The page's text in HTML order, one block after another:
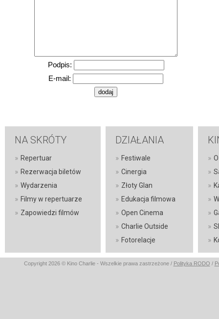
Podpis:
E-mail:
NA SKRÓTY
» Repertuar
» Rezerwacja biletów
» Wydarzenia
» Filmy w repertuarze
» Zapowiedzi filmów
DZIAŁANIA
» Festiwale
» Cinergia
» Złoty Glan
» Edukacja filmowa
» Open Cinema
» Charlie Outside
» Fotorelacje
»
»
»
»
»
»
»
Copyright 2026 © Kino Charlie - Wszelkie prawa zastrzeżone / Polityka RODO /